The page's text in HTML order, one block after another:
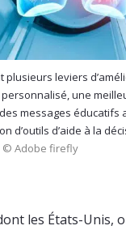
plusieurs leviers
une
messages éducatifs
d’outils d’aide à la
© Adobe firefly
les États-Unis,